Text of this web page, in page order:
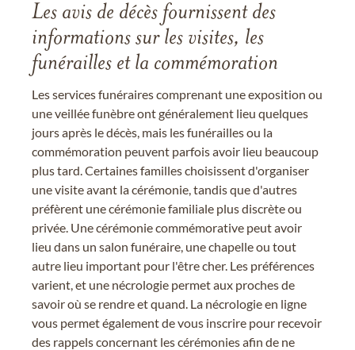
Les avis de décès fournissent des
informations sur les visites, les
funérailles et la commémoration
Les services funéraires comprenant une exposition ou
une veillée funèbre ont généralement lieu quelques
jours après le décès, mais les funérailles ou la
commémoration peuvent parfois avoir lieu beaucoup
plus tard. Certaines familles choisissent d'organiser
une visite avant la cérémonie, tandis que d'autres
préfèrent une cérémonie familiale plus discrète ou
privée. Une cérémonie commémorative peut avoir
lieu dans un salon funéraire, une chapelle ou tout
autre lieu important pour l'être cher. Les préférences
varient, et une nécrologie permet aux proches de
savoir où se rendre et quand. La nécrologie en ligne
vous permet également de vous inscrire pour recevoir
des rappels concernant les cérémonies afin de ne